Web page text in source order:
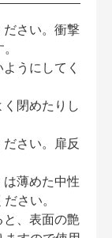
さい。衝撃
うにしてく
閉めたりし
さい。扉反
薄めた中性
さい。
、表面の艶